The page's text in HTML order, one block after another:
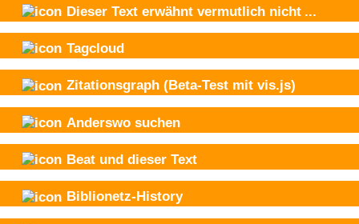
Dieser Text erwähnt vermutlich nicht ...
Tagcloud
Zitationsgraph (Beta-Test mit vis.js)
Anderswo suchen
Beat und dieser Text
Biblionetz-History